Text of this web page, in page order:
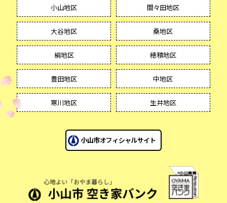
小山地区 間々田地区
大谷地区 桑地区
絹地区 穂積地区
豊田地区 中地区
寒川地区 生井地区